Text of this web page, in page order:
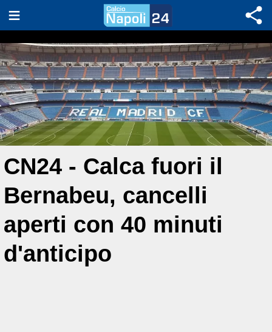
CN24 - Calca fuori il
Bernabeu, cancelli
aperti con 40 minuti
d'anticipo